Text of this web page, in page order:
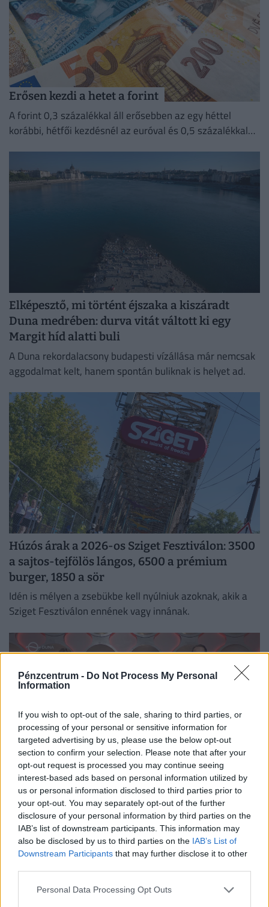
Pénzcentrum - Do Not Process My Personal
Information
If you wish to opt-out of the sale, sharing to third parties, or
processing of your personal or sensitive information for
targeted advertising by us, please use the below opt-out
section to confirm your selection. Please note that after your
opt-out request is processed you may continue seeing
interest-based ads based on personal information utilized by
us or personal information disclosed to third parties prior to
your opt-out. You may separately opt-out of the further
disclosure of your personal information by third parties on the
IAB’s list of downstream participants. This information may
also be disclosed by us to third parties on the IAB’s List of
Downstream Participants that may further disclose it to other
Personal Data Processing Opt Outs
Erősen kezdi a hetet a forint
A forint 0,3 százalékkal áll erősebben az egy héttel
korábbi, hétfői kezdésnél az euróval és 0,5 százalékkal
Elképesztő, mi történt éjszaka a kiszáradt
Duna medrében: durva vitát váltott ki egy
Margit híd alatti buli
A Duna rekordalacsony budapesti vízállása már nemcsak
aggodalmat kelt, hanem spontán buliknak is helyet ad.
Húzós árak a 2026-os Sziget Fesztiválon: 3500
a sajtos-tejfölös lángos, 6500 a prémium
burger, 1850 a sör
Idén is mélyen a zsebükbe kell nyúlniuk azoknak, akik a
Sziget Fesztiválon ennének vagy innának.
A Hatoslottó nyerőszámai a 32. játékhéten,
vasárnap
Kihúzták a Hatoslottó 2026/32. heti, vasárnapi
nyerőszámait. Lássuk, elvitte-e valaki a 880 millió
forintos főnyereményt!